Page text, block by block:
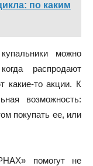
по каким
можно
распродают
какие-то акции. К
возможность:
покупать ее, или
помогут не